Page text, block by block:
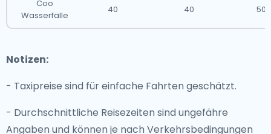
Coo
Wasserfälle
40 40 50
Notizen:
- Taxipreise sind für einfache Fahrten geschätzt.
- Durchschnittliche Reisezeiten sind ungefähre
Angaben und können je nach Verkehrsbedingungen